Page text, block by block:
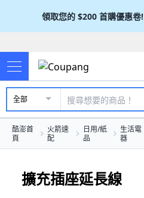
領取您的 $200 首購優惠卷!
全部
酷澎首
頁
火箭速
配
日用/紙
品
生活電
器
擴充插座延長線